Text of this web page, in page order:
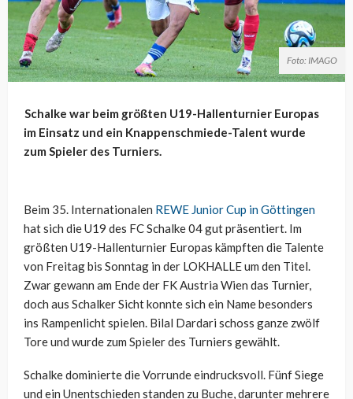
Foto: IMAGO
Schalke war beim größten U19-Hallenturnier Europas
im Einsatz und ein Knappenschmiede-Talent wurde
zum Spieler des Turniers.
Beim 35. Internationalen REWE Junior Cup in Göttingen
hat sich die U19 des FC Schalke 04 gut präsentiert. Im
größten U19-Hallenturnier Europas kämpften die Talente
von Freitag bis Sonntag in der LOKHALLE um den Titel.
Zwar gewann am Ende der FK Austria Wien das Turnier,
doch aus Schalker Sicht konnte sich ein Name besonders
ins Rampenlicht spielen. Bilal Dardari schoss ganze zwölf
Tore und wurde zum Spieler des Turniers gewählt.
Schalke dominierte die Vorrunde eindrucksvoll. Fünf Siege
und ein Unentschieden standen zu Buche, darunter mehrere